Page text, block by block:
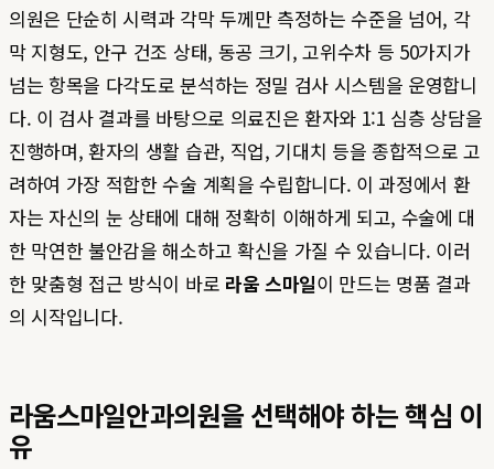
의원은 단순히 시력과 각막 두께만 측정하는 수준을 넘어, 각
막 지형도, 안구 건조 상태, 동공 크기, 고위수차 등 50가지가
넘는 항목을 다각도로 분석하는 정밀 검사 시스템을 운영합니
다. 이 검사 결과를 바탕으로 의료진은 환자와 1:1 심층 상담을
진행하며, 환자의 생활 습관, 직업, 기대치 등을 종합적으로 고
려하여 가장 적합한 수술 계획을 수립합니다. 이 과정에서 환
자는 자신의 눈 상태에 대해 정확히 이해하게 되고, 수술에 대
한 막연한 불안감을 해소하고 확신을 가질 수 있습니다. 이러
한 맞춤형 접근 방식이 바로 라움 스마일이 만드는 명품 결과
의 시작입니다.
라움스마일안과의원을 선택해야 하는 핵심 이
유